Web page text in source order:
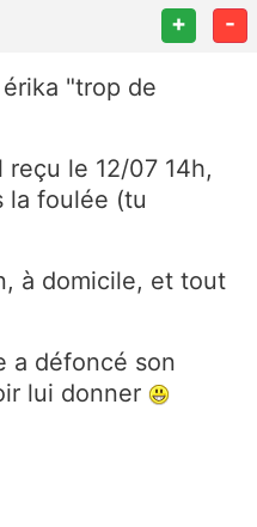
+ -
"trop de
reçu le 12/07 14h,
la foulée (tu
à domicile, et tout
a défoncé son
lui donner